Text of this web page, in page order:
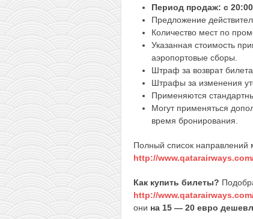
Период продаж: c
Предложение
Количество мест по
Указанная стоимость
аэропортовые сборы.
Штраф за возврат
Штрафы за изменения
Применяются
Могут применяться
время бронирования.
Полный список
http://
Как купить билеты?
http://
они на 15 — 20 евро